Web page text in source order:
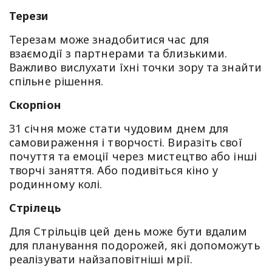
Терези
Терезам може знадобитися час для
взаємодії з партнерами та близькими.
Важливо вислухати їхні точки зору та знайти
спільне рішення.
Скорпіон
31 січня може стати чудовим днем для
самовираження і творчості. Виразіть свої
почуття та емоції через мистецтво або інші
творчі заняття. Або подивіться кіно у
родинному колі.
Стрілець
Для Стрільців цей день може бути вдалим
для планування подорожей, які допоможуть
реалізувати найзаповітніші мрії.